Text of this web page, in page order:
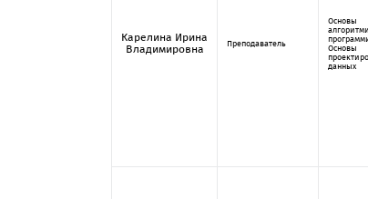
Карелина Ирина
Владимировна
Преподаватель
Основы
Основы
данных